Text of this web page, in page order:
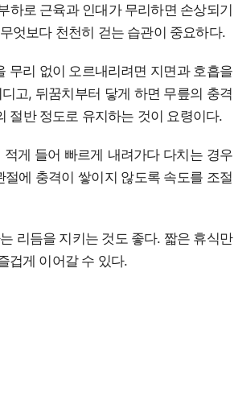
하로 근육과 인대가 무리하면 손상되기
엇보다 천천히 걷는 습관이 중요하다.
무리 없이 오르내리려면 지면과 호흡을
고, 뒤꿈치부터 닿게 하면 무릎의 충격
절반 정도로 유지하는 것이 요령이다.
게 들어 빠르게 내려가다 다치는 경우
에 충격이 쌓이지 않도록 속도를 조절
리듬을 지키는 것도 좋다. 짧은 휴식만
겁게 이어갈 수 있다.